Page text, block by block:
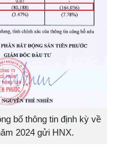
bố thông tin định kỳ về
2024 gửi HNX.